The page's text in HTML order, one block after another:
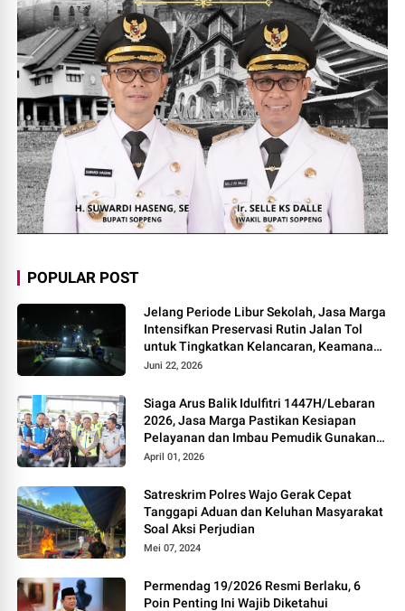
POPULAR POST
Jelang Periode Libur Sekolah, Jasa Marga
Intensifkan Preservasi Rutin Jalan Tol
untuk Tingkatkan Kelancaran, Keamanan
dan Kenyamanan Perjalanan
Juni 22, 2026
Siaga Arus Balik Idulfitri 1447H/Lebaran
2026, Jasa Marga Pastikan Kesiapan
Pelayanan dan Imbau Pemudik Gunakan
Rest Area Alternatif
April 01, 2026
Satreskrim Polres Wajo Gerak Cepat
Tanggapi Aduan dan Keluhan Masyarakat
Soal Aksi Perjudian
Mei 07, 2024
Permendag 19/2026 Resmi Berlaku, 6
Poin Penting Ini Wajib Diketahui